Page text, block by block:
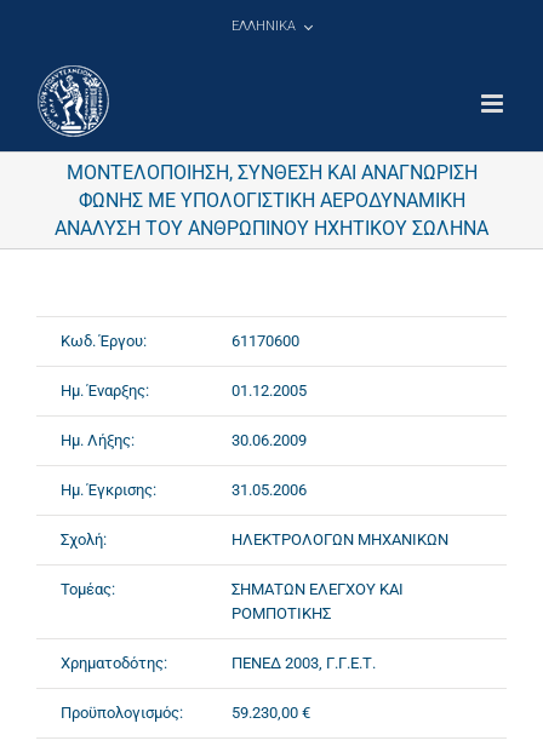
ΕΛΛΗΝΙΚΑ
ΜΟΝΤΕΛΟΠΟΙΗΣΗ, ΣΥΝΘΕΣΗ ΚΑΙ ΑΝΑΓΝΩΡΙΣΗ
ΦΩΝΗΣ ΜΕ ΥΠΟΛΟΓΙΣΤΙΚΗ ΑΕΡΟΔΥΝΑΜΙΚΗ
ΑΝΑΛΥΣΗ ΤΟΥ ΑΝΘΡΩΠΙΝΟΥ ΗΧΗΤΙΚΟΥ ΣΩΛΗΝΑ
Κωδ. Έργου: 61170600
Ημ. Έναρξης: 01.12.2005
Ημ. Λήξης: 30.06.2009
Ημ. Έγκρισης: 31.05.2006
Σχολή: ΗΛΕΚΤΡΟΛΟΓΩΝ ΜΗΧΑΝΙΚΩΝ
Τομέας:
ΣΗΜΑΤΩΝ ΕΛΕΓΧΟΥ ΚΑΙ
ΡΟΜΠΟΤΙΚΗΣ
Χρηματοδότης: ΠΕΝΕΔ 2003, Γ.Γ.Ε.Τ.
Προϋπολογισμός: 59.230,00 €